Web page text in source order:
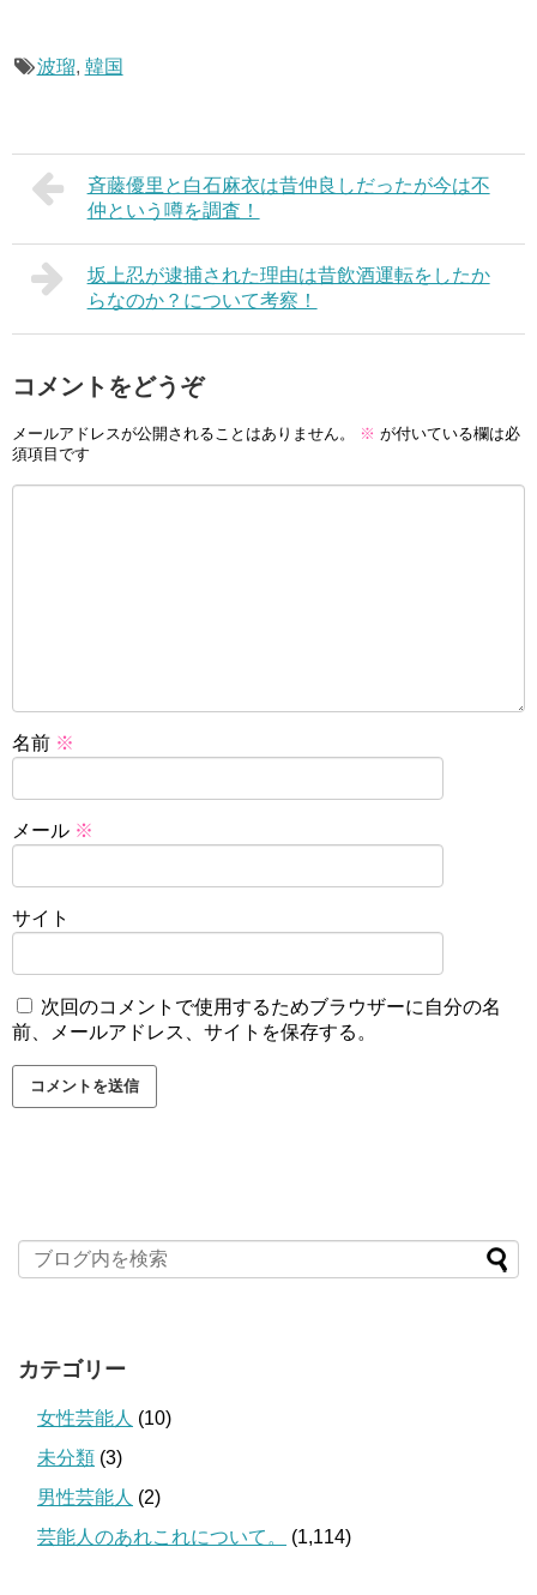
波瑠, 韓国
斉藤優里と白石麻衣は昔仲良しだったが今は不
仲という噂を調査！
坂上忍が逮捕された理由は昔飲酒運転をしたか
らなのか？について考察！
コメントをどうぞ
メールアドレスが公開されることはありません。 ※ が付いている欄は必
須項目です
名前 ※
メール ※
サイト
次回のコメントで使用するためブラウザーに自分の名
前、メールアドレス、サイトを保存する。
カテゴリー
女性芸能人 (10)
未分類 (3)
男性芸能人 (2)
芸能人のあれこれについて。
(1,114)